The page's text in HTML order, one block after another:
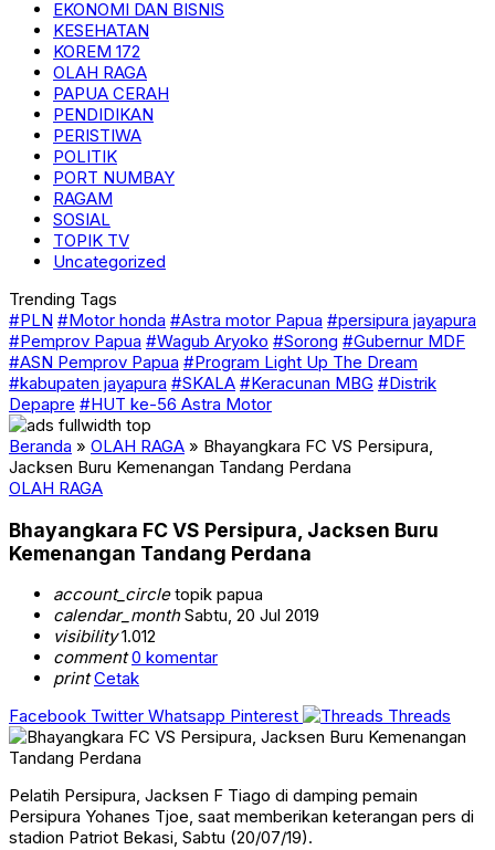
EKONOMI DAN BISNIS
KESEHATAN
KOREM 172
OLAH RAGA
PAPUA CERAH
PENDIDIKAN
PERISTIWA
POLITIK
PORT NUMBAY
RAGAM
SOSIAL
TOPIK TV
Uncategorized
Trending Tags
#PLN #Motor honda #Astra motor Papua #persipura jayapura
#Pemprov Papua #Wagub Aryoko #Sorong #Gubernur MDF
#ASN Pemprov Papua #Program Light Up The Dream
#kabupaten jayapura #SKALA #Keracunan MBG #Distrik
Depapre #HUT ke-56 Astra Motor
Beranda » OLAH RAGA » Bhayangkara FC VS Persipura,
Jacksen Buru Kemenangan Tandang Perdana
OLAH RAGA
Bhayangkara FC VS Persipura, Jacksen Buru
Kemenangan Tandang Perdana
account_circletopik papua
calendar_monthSabtu, 20 Jul 2019
visibility1.012
comment 0 komentar
print Cetak
Facebook Twitter Whatsapp Pinterest Threads
Pelatih Persipura, Jacksen F Tiago di damping pemain
Persipura Yohanes Tjoe, saat memberikan keterangan pers di
stadion Patriot Bekasi, Sabtu (20/07/19).